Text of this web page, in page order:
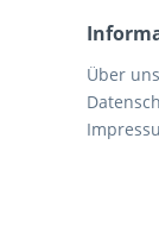
Über uns